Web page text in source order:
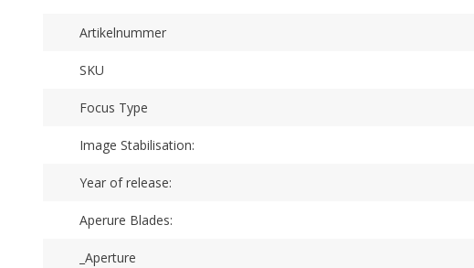
Artikelnummer
SKU
Focus Type
Image Stabilisation:
Year of release:
Aperure Blades:
_Aperture